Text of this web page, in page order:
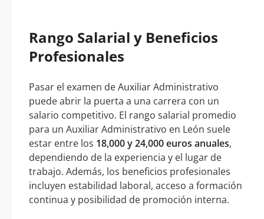
Rango Salarial y Beneficios
Profesionales
Pasar el examen de Auxiliar Administrativo
puede abrir la puerta a una carrera con un
salario competitivo. El rango salarial promedio
para un Auxiliar Administrativo en León suele
estar entre los 18,000 y 24,000 euros anuales,
dependiendo de la experiencia y el lugar de
trabajo. Además, los beneficios profesionales
incluyen estabilidad laboral, acceso a formación
continua y posibilidad de promoción interna.